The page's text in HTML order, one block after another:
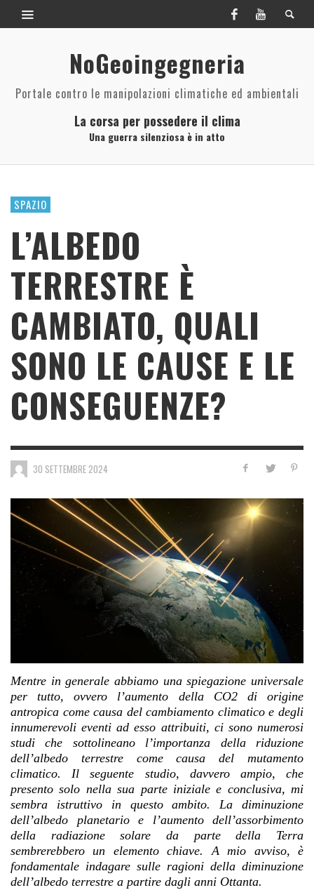
NoGeoingegneria
Portale contro le manipolazioni climatiche ed ambientali
La corsa per possedere il clima
Una guerra silenziosa è in atto
SPAZIO
L’ALBEDO
TERRESTRE È
CAMBIATO, QUALI
SONO LE CAUSE E LE
CONSEGUENZE?
30 SETTEMBRE 2024
Mentre in generale abbiamo una spiegazione universale
per tutto, ovvero l’aumento della CO2 di origine
antropica come causa del cambiamento climatico e degli
innumerevoli eventi ad esso attribuiti, ci sono numerosi
studi che sottolineano l’importanza della riduzione
dell’albedo terrestre come causa del mutamento
climatico. Il seguente studio, davvero ampio, che
presento solo nella sua parte iniziale e conclusiva, mi
sembra istruttivo in questo ambito. La diminuzione
dell’albedo planetario e l’aumento dell’assorbimento
della radiazione solare da parte della Terra
sembrerebbero un elemento chiave. A mio avviso, è
fondamentale indagare sulle ragioni della diminuzione
dell’albedo terrestre a partire dagli anni Ottanta.